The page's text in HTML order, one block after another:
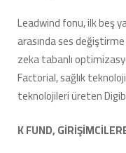
Leadwind fonu, ilk beş
arasında ses
zeka tabanlı
Factorial, sağlık
teknolojileri üreten
K FUND,